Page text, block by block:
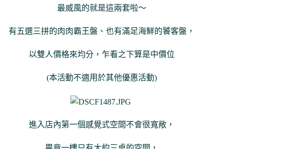
最威風的就是這兩套啦～
有五選三拼的肉肉霸王盤、也有滿足海鮮的饕客盤，
以雙人價格來均分，乍看之下算是中價位
(本活動不適用於其他優惠活動)
進入店內第一個感覺式空間不會很寬敞，